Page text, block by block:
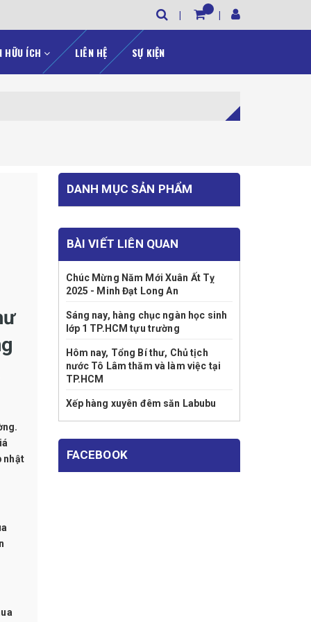
HỮU ÍCH LIÊN HỆ SỰ KIỆN
nhật
DANH MỤC SẢN PHẨM
BÀI VIẾT LIÊN QUAN
Chúc Mừng Năm Mới Xuân Ất Tỵ
2025 - Minh Đạt Long An
Sáng nay, hàng chục ngàn học sinh
lớp 1 TP.HCM tựu trường
Hôm nay, Tổng Bí thư, Chủ tịch
nước Tô Lâm thăm và làm việc tại
TP.HCM
Xếp hàng xuyên đêm săn Labubu
FACEBOOK